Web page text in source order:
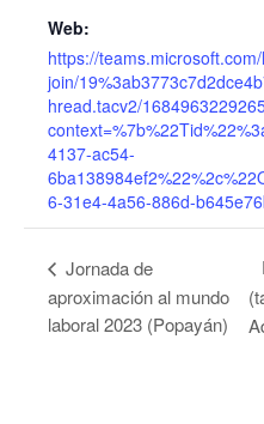
Web:
https://
join/
hread.tacv2/
4137-ac54-
6-31e4-4a56-886d-
Jornada de
aproximación al mundo
laboral 2023 (Popayán)